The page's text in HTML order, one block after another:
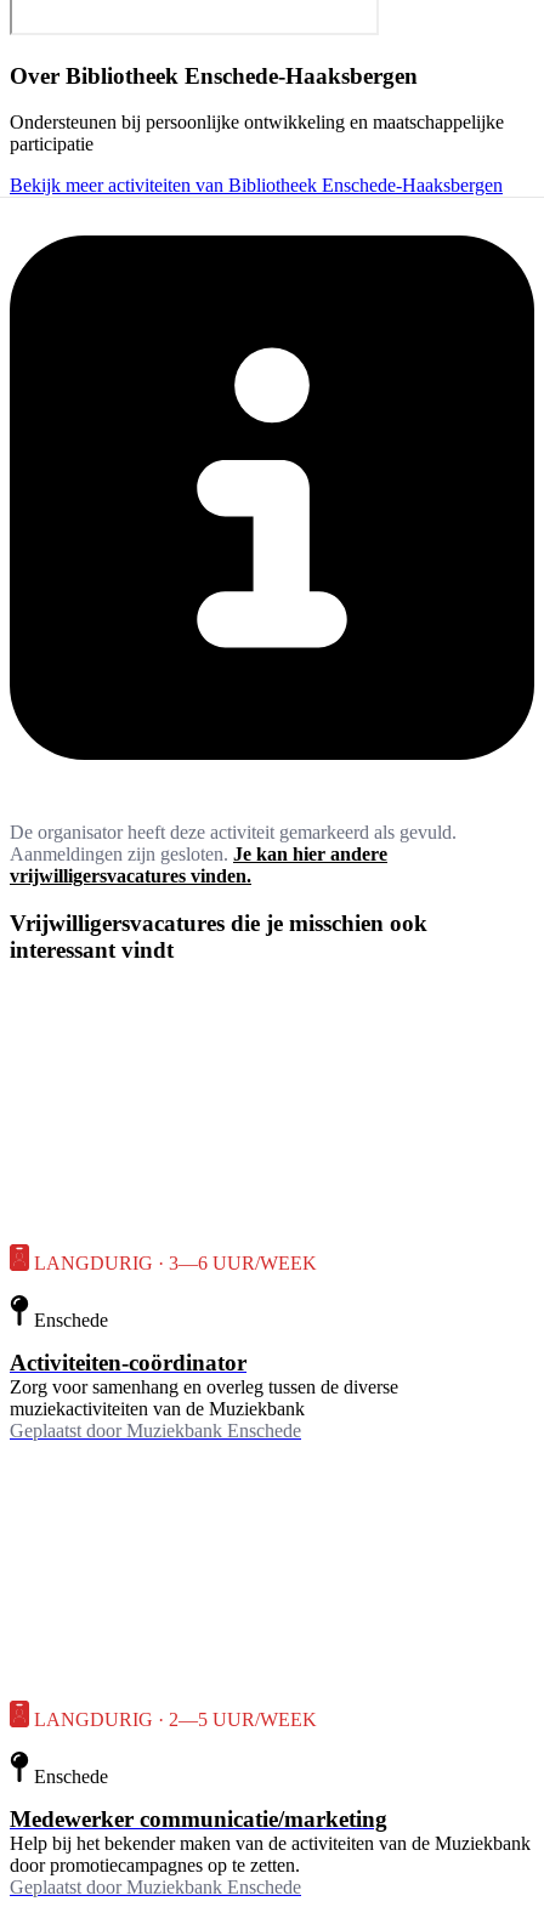
Over Bibliotheek Enschede-Haaksbergen
Ondersteunen bij persoonlijke ontwikkeling en maatschappelijke
participatie
Bekijk meer activiteiten van Bibliotheek Enschede-Haaksbergen
De organisator heeft deze activiteit gemarkeerd als gevuld.
Aanmeldingen zijn gesloten. Je kan hier andere
vrijwilligersvacatures vinden.
Vrijwilligersvacatures die je misschien ook
interessant vindt
LANGDURIG · 3—6 UUR/WEEK
Enschede
Activiteiten-coördinator
Zorg voor samenhang en overleg tussen de diverse
muziekactiviteiten van de Muziekbank
Geplaatst door Muziekbank Enschede
LANGDURIG · 2—5 UUR/WEEK
Enschede
Medewerker communicatie/marketing
Help bij het bekender maken van de activiteiten van de Muziekbank
door promotiecampagnes op te zetten.
Geplaatst door Muziekbank Enschede